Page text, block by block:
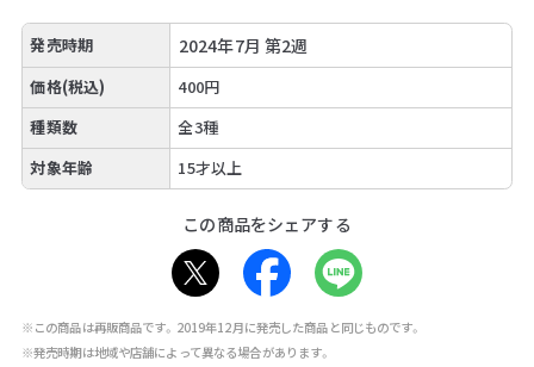
発売時期 2024年7月 第2週
価格(税込)
400円
種類数
全3種
対象年齢
15才以上
この商品をシェアする
※この商品は再販商品です。2019年12月に発売した商品と同じものです。
※発売時期は地域や店舗によって異なる場合があります。